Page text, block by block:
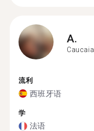
A.
Caucaia
流利
西班牙语
学
法语